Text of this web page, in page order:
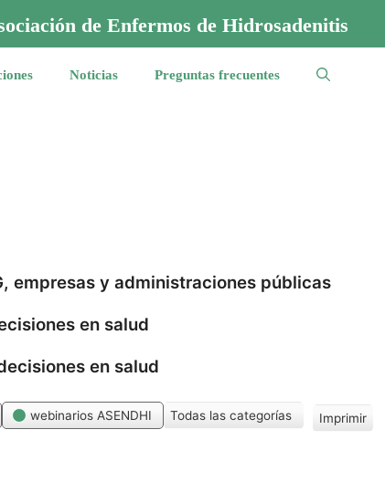
de Enfermos de Hidrosadenitis
Noticias Preguntas frecuentes
empresas y administraciones públicas
en salud
en salud
webinarios ASENDHI Todas las categorías Imprimir
V